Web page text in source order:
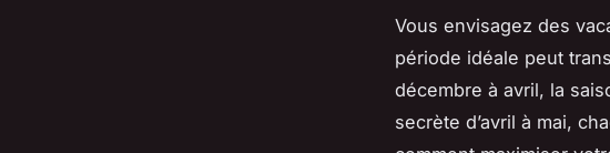
Vous envisagez des
période idéale peut
décembre à avril, la
secrète d’avril à mai,